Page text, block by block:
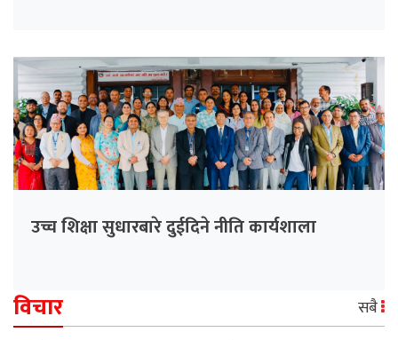
उच्च शिक्षा सुधारबारे दुईदिने नीति कार्यशाला
विचार सबै